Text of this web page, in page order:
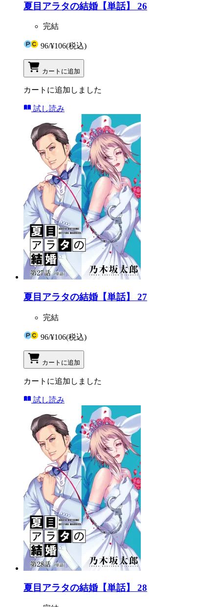
夏目アラタの結婚【単話】 26
完結
96/¥106(税込)
カートに追加
カートに追加しました
試し読み
夏目アラタの結婚【単話】 27
完結
96/¥106(税込)
カートに追加
カートに追加しました
試し読み
夏目アラタの結婚【単話】 28